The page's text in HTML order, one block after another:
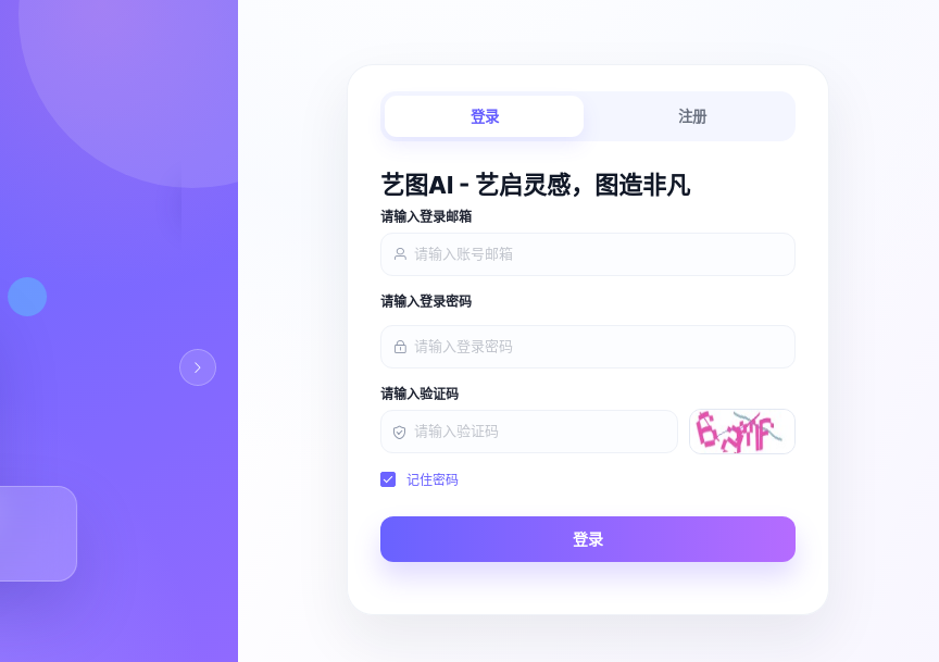
从脚本、分镜到视频生成，保持创作链路连贯顺畅。
Scene
登录 注册
艺图AI - 艺启灵感，图造非凡
请输入登录邮箱
请输入登录密码
请输入验证码
记住密码
登录